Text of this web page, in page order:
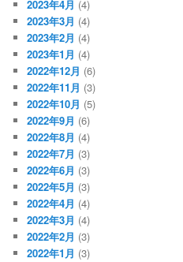
2023年4月 (4)
2023年3月 (4)
2023年2月 (4)
2023年1月 (4)
2022年12月 (6)
2022年11月 (3)
2022年10月 (5)
2022年9月 (6)
2022年8月 (4)
2022年7月 (3)
2022年6月 (3)
2022年5月 (3)
2022年4月 (4)
2022年3月 (4)
2022年2月 (3)
2022年1月 (3)